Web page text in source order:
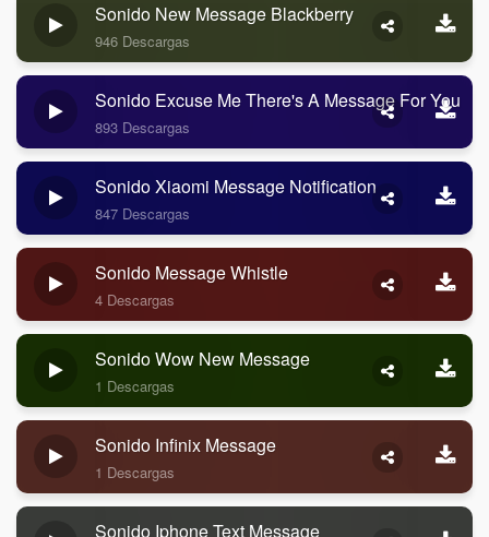
Sonido New Message Blackberry
946 Descargas
Sonido Excuse Me There's A Message For You
893 Descargas
Sonido Xiaomi Message Notification
847 Descargas
Sonido Message Whistle
4 Descargas
Sonido Wow New Message
1 Descargas
Sonido Infinix Message
1 Descargas
Sonido Iphone Text Message